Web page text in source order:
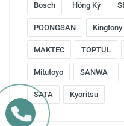
Bosch Hồng Ký
POONGSAN Kingtony
MAKTEC TOPTUL
Mitutoyo SANWA
SATA Kyoritsu